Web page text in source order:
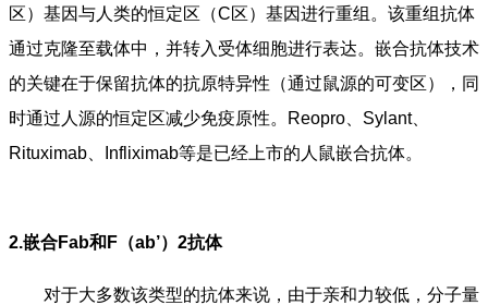
区）基因与人类的恒定区（C区）基因进行重组。该重组抗体
通过克隆至载体中，并转入受体细胞进行表达。嵌合抗体技术
的关键在于保留抗体的抗原特异性（通过鼠源的可变区），同
时通过人源的恒定区减少免疫原性。Reopro、Sylant、
Rituximab、Infliximab等是已经上市的人鼠嵌合抗体。
2.嵌合Fab和F（ab’）2抗体
对于大多数该类型的抗体来说，由于亲和力较低，分子量